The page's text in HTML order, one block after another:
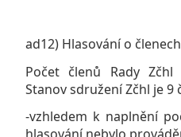
ad12) Hlasování o
Počet členů Rady
Stanov sdružení Zčhl je 9
-vzhledem k naplnění